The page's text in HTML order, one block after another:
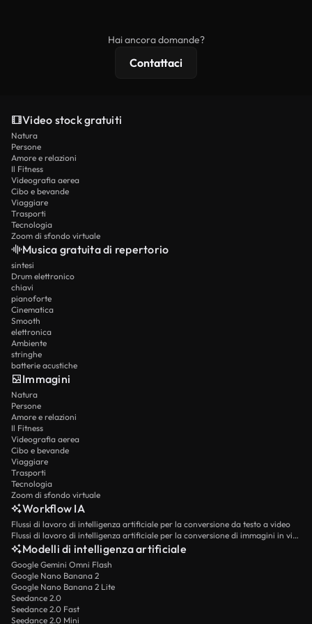
Hai ancora domande?
Contattaci
Video stock gratuiti
Natura
Persone
Amore e relazioni
Il Fitness
Videografia aerea
Cibo e bevande
Viaggiare
Trasporti
Tecnologia
Zoom di sfondo virtuale
Musica gratuita di repertorio
sintesi
Drum elettronico
chiavi
pianoforte
Cinematica
Smooth
elettronica
Ambiente
stringhe
batterie acustiche
Immagini
Natura
Persone
Amore e relazioni
Il Fitness
Videografia aerea
Cibo e bevande
Viaggiare
Trasporti
Tecnologia
Zoom di sfondo virtuale
Workflow IA
Flussi di lavoro di intelligenza artificiale per la conversione da testo a video
Flussi di lavoro di intelligenza artificiale per la conversione di immagini in video
Modelli di intelligenza artificiale
Google Gemini Omni Flash
Google Nano Banana 2
Google Nano Banana 2 Lite
Seedance 2.0
Seedance 2.0 Fast
Seedance 2.0 Mini